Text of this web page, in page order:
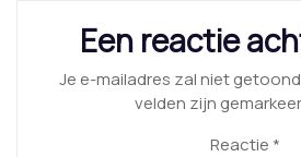
Een reactie
Je e-mailadres zal niet
velden zijn
Reactie *